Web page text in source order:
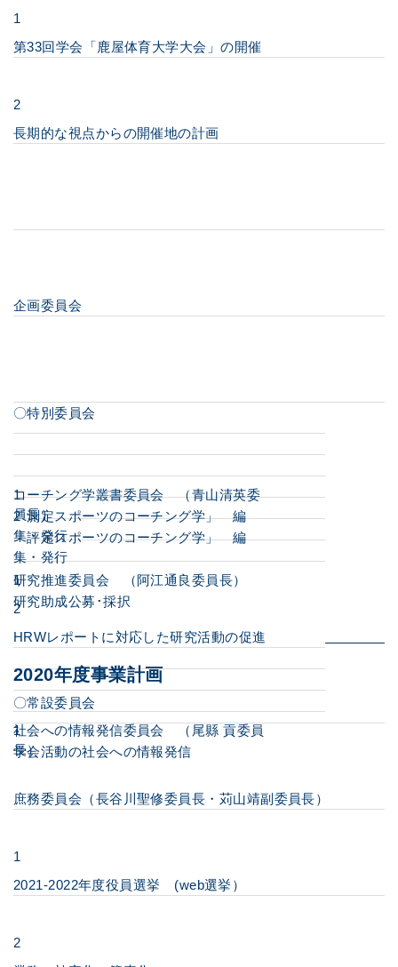
1
第33回学会「鹿屋体育大学大会」の開催
2
長期的な視点からの開催地の計画
企画委員会
〇特別委員会
コーチング学叢書委員会 （青山清英委
員長）
1
「測定スポーツのコーチング学」 編
集・発行
2
「評定スポーツのコーチング学」 編
集・発行
研究推進委員会 （阿江通良委員長）
1
研究助成公募･採択
2
HRWレポートに対応した研究活動の促進
社会への情報発信委員会 （尾縣 貢委員
長）
1
学会活動の社会への情報発信
2020年度事業計画
〇常設委員会
庶務委員会（長谷川聖修委員長・苅山靖副委員長）
1
2021-2022年度役員選挙 (web選挙）
2